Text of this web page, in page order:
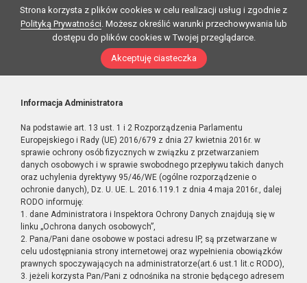
Strona korzysta z plików cookies w celu realizacji usług i zgodnie z
Polityką Prywatności. Możesz określić warunki przechowywania lub
dostępu do plików cookies w Twojej przeglądarce.
Akceptuję ciasteczka
Informacja Administratora
Na podstawie art. 13 ust. 1 i 2 Rozporządzenia Parlamentu
Europejskiego i Rady (UE) 2016/679 z dnia 27 kwietnia 2016r. w
sprawie ochrony osób fizycznych w związku z przetwarzaniem
danych osobowych i w sprawie swobodnego przepływu takich danych
oraz uchylenia dyrektywy 95/46/WE (ogólne rozporządzenie o
ochronie danych), Dz. U. UE. L. 2016.119.1 z dnia 4 maja 2016r., dalej
RODO informuję:
1. dane Administratora i Inspektora Ochrony Danych znajdują się w
linku „Ochrona danych osobowych”,
2. Pana/Pani dane osobowe w postaci adresu IP, są przetwarzane w
celu udostępniania strony internetowej oraz wypełnienia obowiązków
prawnych spoczywających na administratorze(art.6 ust.1 lit.c RODO),
3. jeżeli korzysta Pan/Pani z odnośnika na stronie będącego adresem